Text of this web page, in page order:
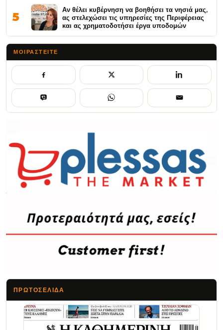
5
Αν θέλει κυβέρνηση να βοηθήσει τα νησιά μας,
ας στελεχώσει τις υπηρεσίες της Περιφέρειας
και ας χρηματοδοτήσει έργα υποδομών
ΜΟΙΡΑΣΤΕΊΤΕ
ΠΡΩΤΟΣΈΛΙΔΑ